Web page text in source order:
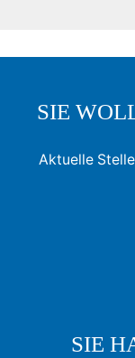
SIE
Aktuelle
SIE